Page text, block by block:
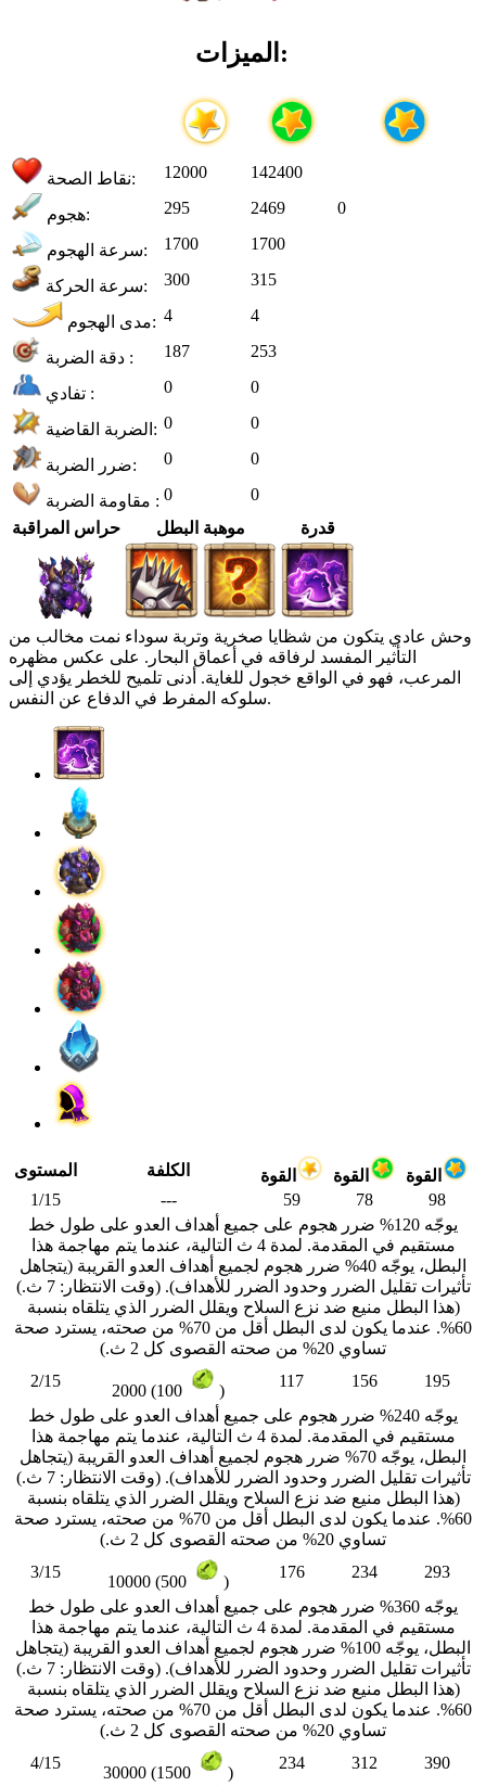
الميزات:
نقاط الصحة: 12000 142400
هجوم: 295 2469 0
سرعة الهجوم: 1700 1700
سرعة الحركة: 300 315
مدى الهجوم: 4 4
دقة الضربة : 187 253
تفادي : 0 0
الضربة القاضية: 0 0
ضرر الضربة: 0 0
مقاومة الضربة : 0
0
حراس المراقبة
موهبة البطل قدرة
وحش عادي يتكون من شظايا صخرية وتربة سوداء نمت مخالب من
التأثير المفسد لرفاقه في أعماق البحار. على عكس مظهره
المرعب، فهو في الواقع خجول للغاية. أدنى تلميح للخطر يؤدي إلى
سلوكه المفرط في الدفاع عن النفس.
المستوى الكلفة القوة القوة
القوة
1/15
--- 59 78
98
يوجّه 120% ضرر هجوم على جميع أهداف العدو على طول خط
مستقيم في المقدمة. لمدة 4 ث التالية، عندما يتم مهاجمة هذا
البطل، يوجّه 40% ضرر هجوم لجميع أهداف العدو القريبة (يتجاهل
تأثيرات تقليل الضرر وحدود الضرر للأهداف). (وقت الانتظار: 7 ث.)
(هذا البطل منيع ضد نزع السلاح ويقلل الضرر الذي يتلقاه بنسبة
60%. عندما يكون لدى البطل أقل من 70% من صحته، يسترد صحة
تساوي 20% من صحته القصوى كل 2 ث.)
2/15
2000 (100 )
117 156
195
يوجّه 240% ضرر هجوم على جميع أهداف العدو على طول خط
مستقيم في المقدمة. لمدة 4 ث التالية، عندما يتم مهاجمة هذا
البطل، يوجّه 70% ضرر هجوم لجميع أهداف العدو القريبة (يتجاهل
تأثيرات تقليل الضرر وحدود الضرر للأهداف). (وقت الانتظار: 7 ث.)
(هذا البطل منيع ضد نزع السلاح ويقلل الضرر الذي يتلقاه بنسبة
60%. عندما يكون لدى البطل أقل من 70% من صحته، يسترد صحة
تساوي 20% من صحته القصوى كل 2 ث.)
3/15
10000 (500 )
176 234
293
يوجّه 360% ضرر هجوم على جميع أهداف العدو على طول خط
مستقيم في المقدمة. لمدة 4 ث التالية، عندما يتم مهاجمة هذا
البطل، يوجّه 100% ضرر هجوم لجميع أهداف العدو القريبة (يتجاهل
تأثيرات تقليل الضرر وحدود الضرر للأهداف). (وقت الانتظار: 7 ث.)
(هذا البطل منيع ضد نزع السلاح ويقلل الضرر الذي يتلقاه بنسبة
60%. عندما يكون لدى البطل أقل من 70% من صحته، يسترد صحة
تساوي 20% من صحته القصوى كل 2 ث.)
4/15
30000 (1500 )
234 312
390